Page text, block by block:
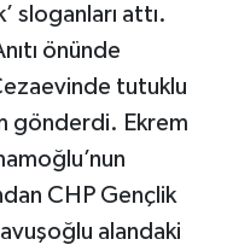
sloganları attı.
önünde
tutuklu
gönderdi. Ekrem
CHP Gençlik
alandaki